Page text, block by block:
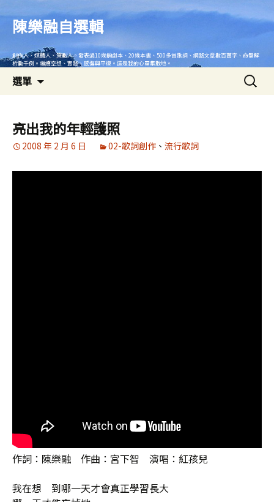
內
陳樂融自選輯
創作人、媒體人、策劃人。發表過10幾齣劇本、20幾本書、500多首歌詞、網路文章數百萬字、命盤解
析數千例。繼續空想、實踐、感傷與平復。這是我的心靈集散地。
選單
搜
尋
亮出我的年輕護照
2008 年 2 月 6 日 02-歌詞創作 、 流行歌詞
作詞：陳樂融 作曲：宮下智 演唱：紅孩兒
我在想 到哪一天才會真正學習長大